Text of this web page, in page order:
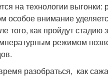
на технологии выгонки:
особое внимание
того, как пройдут стадию
режимом
разобраться, как